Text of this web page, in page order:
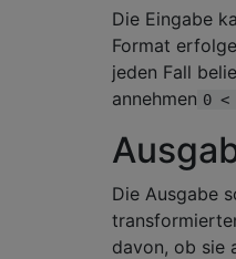
Die Eingabe
Format
jeden Fall
annehmen 0 <
Die Ausgabe
davon, ob sie